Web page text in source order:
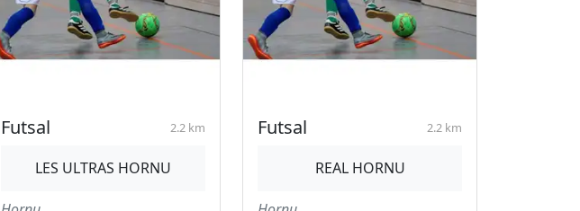
Futsal 2.2 km
LES ULTRAS HORNU
Futsal 2.2 km
REAL HORNU